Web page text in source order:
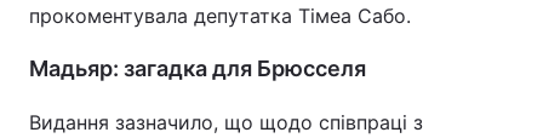
прокоментувала депутатка Тімеа Сабо.
Мадьяр: загадка для Брюсселя
Видання зазначило, що щодо співпраці з